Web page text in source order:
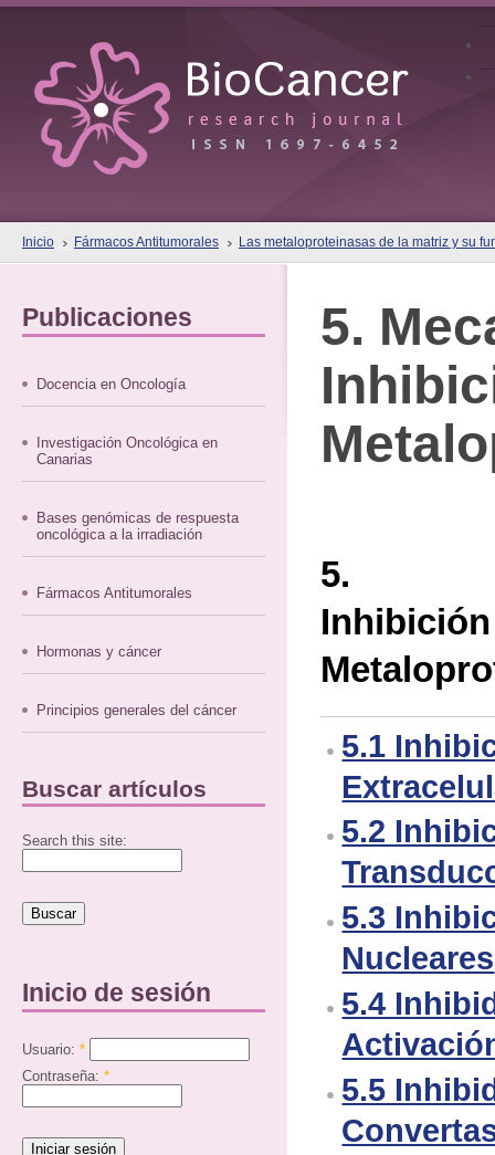
Inicio Fármacos Antitumorales Las metaloproteinasas de la matriz y su
Publicaciones
Docencia en Oncología
Investigación Oncológica en
Canarias
Bases genómicas de respuesta
oncológica a la irradiación
Fármacos Antitumorales
Hormonas y cáncer
Principios generales del cáncer
Buscar artículos
Search this site:
Inicio de sesión
Usuario: *
Contraseña: *
5.
5.
5.1
5.2
5.3
Nucleares
5.4
5.5